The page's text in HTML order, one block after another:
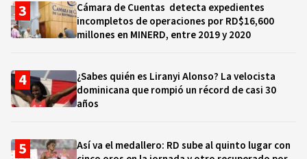
Cámara de Cuentas detecta expedientes
incompletos de operaciones por RD$16,600
millones en MINERD, entre 2019 y 2020
¿Sabes quién es Liranyi Alonso? La velocista
dominicana que rompió un récord de casi 30
años
Así va el medallero: RD sube al quinto lugar con